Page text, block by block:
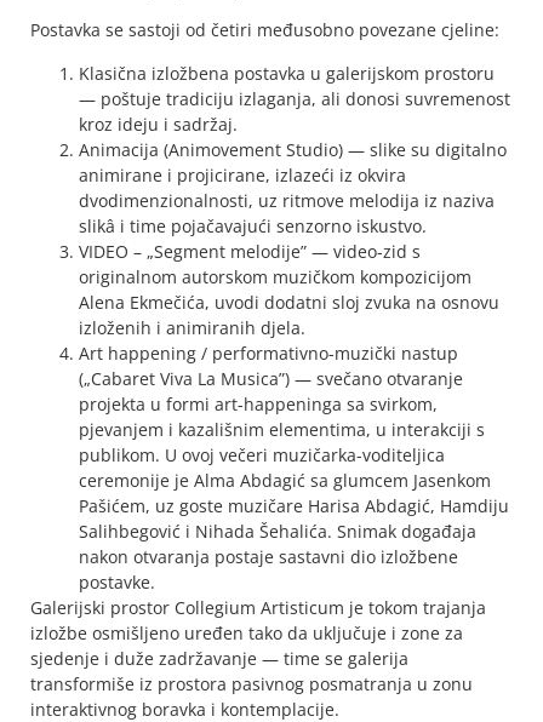
Postavka se sastoji od četiri međusobno povezane cjeline:
Klasična izložbena postavka u galerijskom prostoru
— poštuje tradiciju izlaganja, ali donosi suvremenost
kroz ideju i sadržaj.
Animacija (Animovement Studio) — slike su digitalno
animirane i projicirane, izlazeći iz okvira
dvodimenzionalnosti, uz ritmove melodija iz naziva
slikâ i time pojačavajući senzorno iskustvo.
VIDEO – „Segment melodije” — video-zid s
originalnom autorskom muzičkom kompozicijom
Alena Ekmečića, uvodi dodatni sloj zvuka na osnovu
izloženih i animiranih djela.
Art happening / performativno-muzički nastup
(„Cabaret Viva La Musica”) — svečano otvaranje
projekta u formi art-happeninga sa svirkom,
pjevanjem i kazališnim elementima, u interakciji s
publikom. U ovoj večeri muzičarka-voditeljica
ceremonije je Alma Abdagić sa glumcem Jasenkom
Pašićem, uz goste muzičare Harisa Abdagić, Hamdiju
Salihbegović i Nihada Šehalića. Snimak događaja
nakon otvaranja postaje sastavni dio izložbene
postavke.
Galerijski prostor Collegium Artisticum je tokom trajanja
izložbe osmišljeno uređen tako da uključuje i zone za
sjedenje i duže zadržavanje — time se galerija
transformiše iz prostora pasivnog posmatranja u zonu
interaktivnog boravka i kontemplacije.